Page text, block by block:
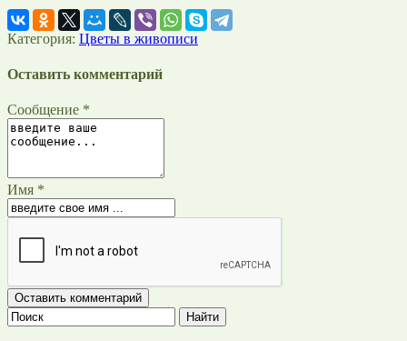
Категория: Цветы в живописи
Оставить комментарий
Сообщение *
Имя *